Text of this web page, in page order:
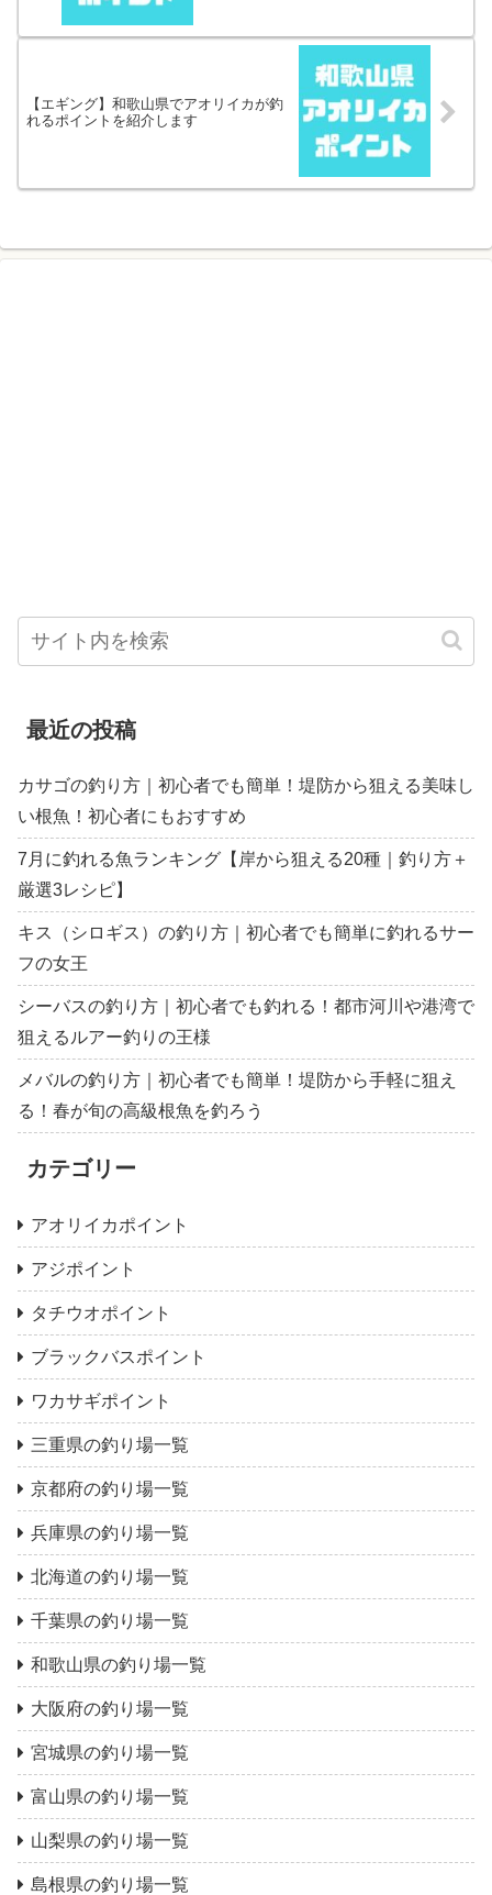
【エギング】和歌山県でアオリイカが釣
れるポイントを紹介します
最近の投稿
カサゴの釣り方｜初心者でも簡単！堤防から狙える美味し
い根魚！初心者にもおすすめ
7月に釣れる魚ランキング【岸から狙える20種｜釣り方＋
厳選3レシピ】
キス（シロギス）の釣り方｜初心者でも簡単に釣れるサー
フの女王
シーバスの釣り方｜初心者でも釣れる！都市河川や港湾で
狙えるルアー釣りの王様
メバルの釣り方｜初心者でも簡単！堤防から手軽に狙え
る！春が旬の高級根魚を釣ろう
カテゴリー
アオリイカポイント
アジポイント
タチウオポイント
ブラックバスポイント
ワカサギポイント
三重県の釣り場一覧
京都府の釣り場一覧
兵庫県の釣り場一覧
北海道の釣り場一覧
千葉県の釣り場一覧
和歌山県の釣り場一覧
大阪府の釣り場一覧
宮城県の釣り場一覧
富山県の釣り場一覧
山梨県の釣り場一覧
島根県の釣り場一覧